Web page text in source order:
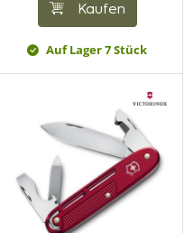
Kaufen
Auf Lager 7 Stück